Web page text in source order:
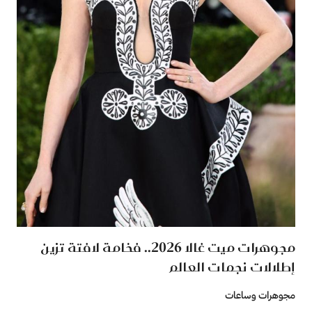
مجوهرات ميت غالا 2026.. فخامة لافتة تزين
إطلالات نجمات العالم
مجوهرات وساعات